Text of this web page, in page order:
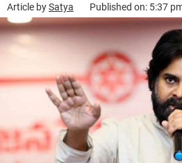
Article bySatya Published on: 5:37